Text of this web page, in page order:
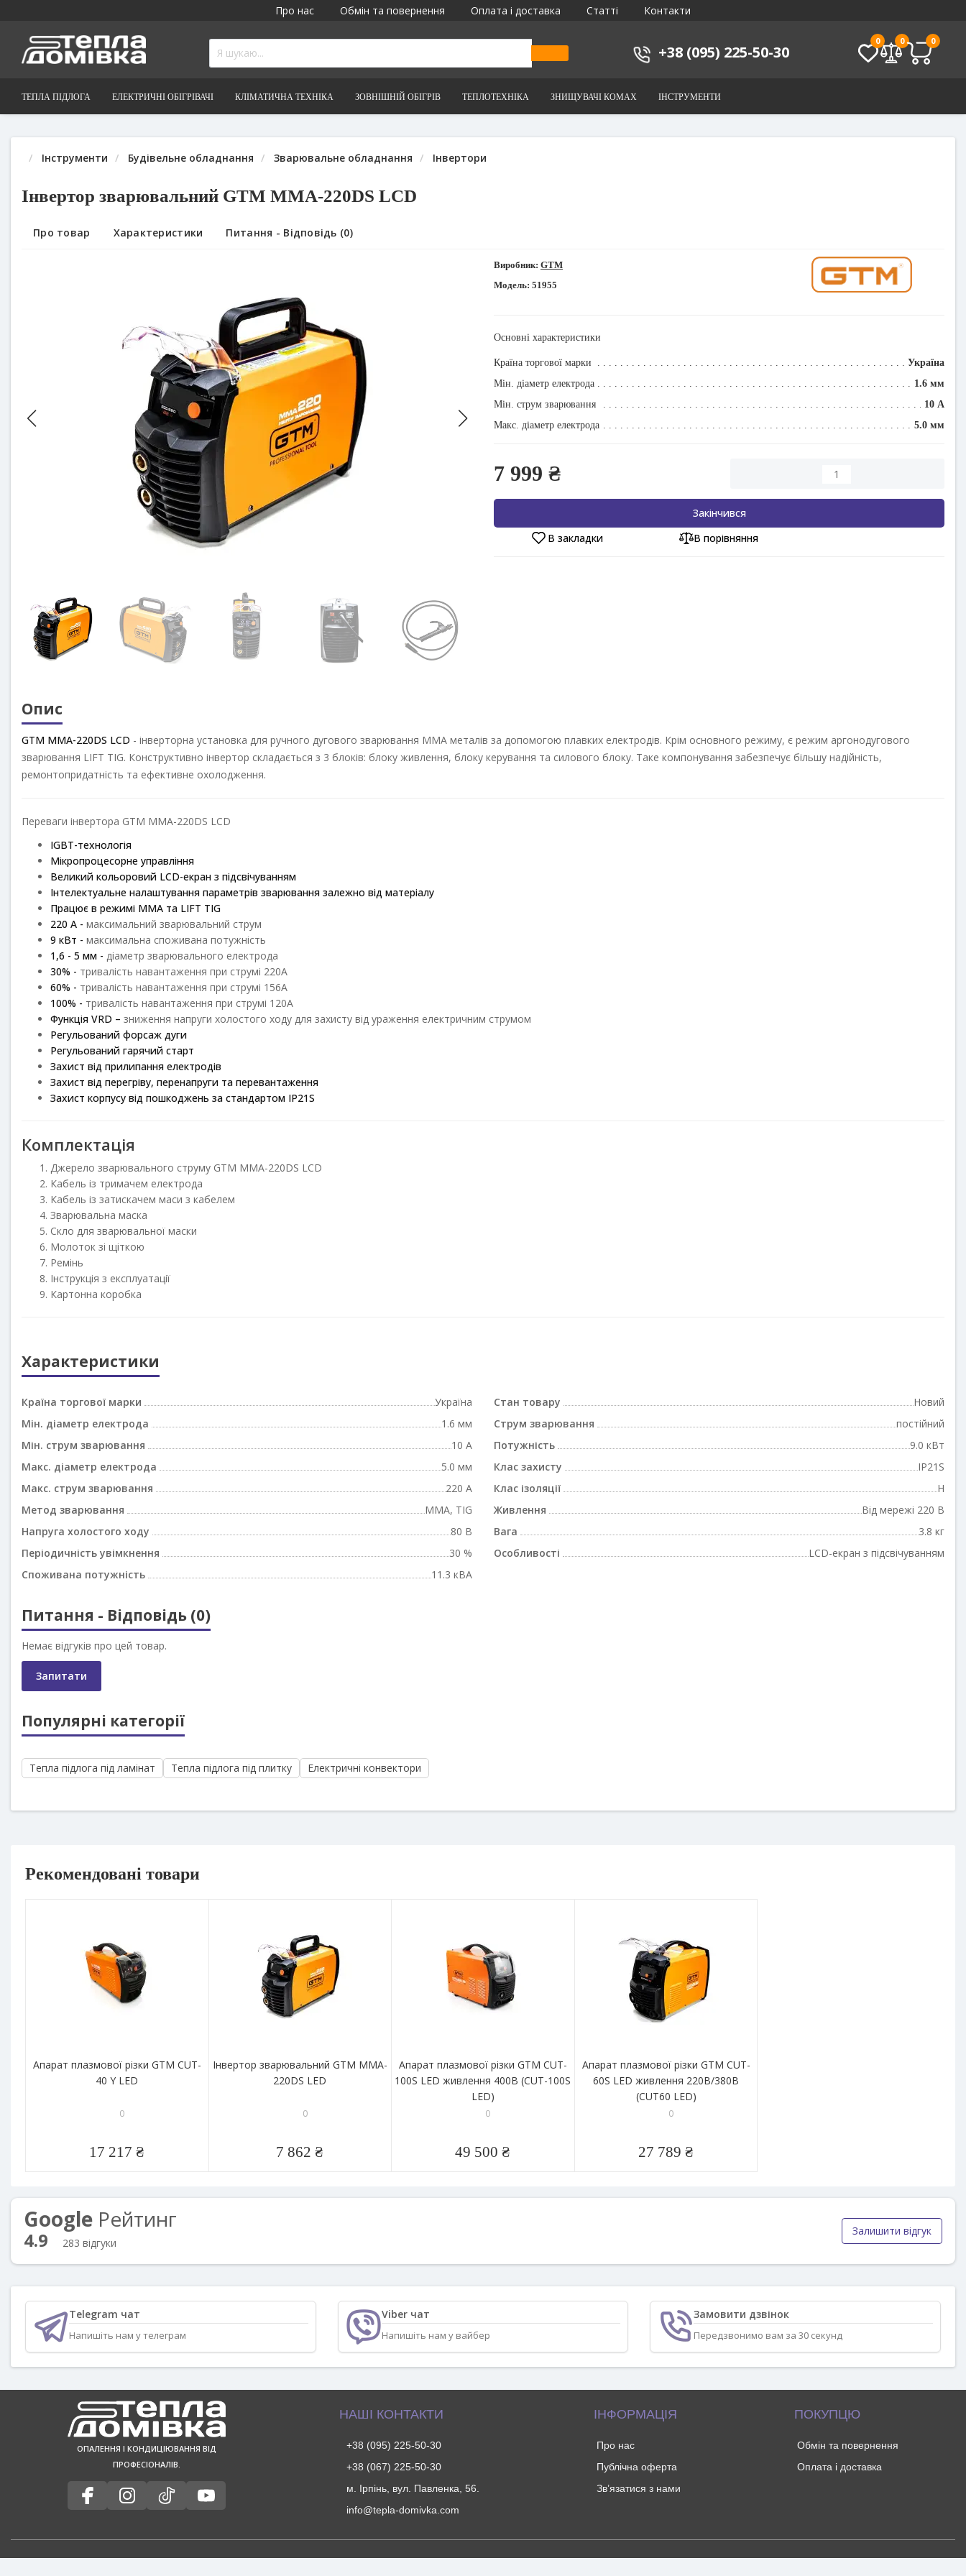
Про нас Обмін та повернення Оплата і доставка Статті Контакти
+38 (095) 225-50-30
0 0 0
ТЕПЛА ПІДЛОГА ЕЛЕКТРИЧНІ ОБІГРІВАЧІ КЛІМАТИЧНА ТЕХНІКА ЗОВНІШНІЙ ОБІГРІВ ТЕПЛОТЕХНІКА ЗНИЩУВАЧІ КОМАХ ІНСТРУМЕНТИ
Інструменти Будівельне обладнання Зварювальне обладнання Інвертори
Інвертор зварювальний GTM MMA-220DS LCD
Про товар Характеристики Питання - Відповідь (0)
Виробник: GTM
Модель: 51955
Основні характеристики
Країна торгової марки
Україна
Мін. діаметр електрода
1.6 мм
Мін. струм зварювання
10 А
Макс. діаметр електрода
5.0 мм
7 999 ₴
Закінчився
В закладки
В порівняння
Опис
GTM MMA-220DS LCD - інверторна установка для ручного дугового зварювання MMA металів за допомогою плавких електродів. Крім основного режиму, є режим аргонодугового
зварювання LIFT TIG. Конструктивно інвертор складається з 3 блоків: блоку живлення, блоку керування та силового блоку. Таке компонування забезпечує більшу надійність,
ремонтопридатність та ефективне охолодження.
Переваги інвертора GTM MMA-220DS LCD
IGBT-технологія
Мікропроцесорне управління
Великий кольоровий LCD-екран з підсвічуванням
Інтелектуальне налаштування параметрів зварювання залежно від матеріалу
Працює в режимі MMA та LIFT TIG
220 А - максимальний зварювальний струм
9 кВт - максимальна споживана потужність
1,6 - 5 мм - діаметр зварювального електрода
30% - тривалість навантаження при струмі 220А
60% - тривалість навантаження при струмі 156А
100% - тривалість навантаження при струмі 120А
Функція VRD – зниження напруги холостого ходу для захисту від ураження електричним струмом
Регульований форсаж дуги
Регульований гарячий старт
Захист від прилипання електродів
Захист від перегріву, перенапруги та перевантаження
Захист корпусу від пошкоджень за стандартом IP21S
Комплектація
Джерело зварювального струму GTM MMA-220DS LCD
Кабель із тримачем електрода
Кабель із затискачем маси з кабелем
Зварювальна маска
Скло для зварювальної маски
Молоток зі щіткою
Ремінь
Інструкція з експлуатації
Картонна коробка
Характеристики
Країна торгової марки
Україна
Мін. діаметр електрода
1.6 мм
Мін. струм зварювання
10 А
Макс. діаметр електрода
5.0 мм
Макс. струм зварювання
220 А
Метод зварювання
MMA, TIG
Напруга холостого ходу
80 В
Періодичність увімкнення
30 %
Споживана потужність
11.3 кВА
Стан товару
Новий
Струм зварювання
постійний
Потужність
9.0 кВт
Клас захисту
IP21S
Клас ізоляції
H
Живлення
Від мережі 220 В
Вага
3.8 кг
Особливості
LCD-екран з підсвічуванням
Питання - Відповідь (0)
Немає відгуків про цей товар.
Запитати
Популярні категорії
Тепла підлога під ламінат Тепла підлога під плитку Електричні конвектори
Рекомендовані товари
Апарат плазмової різки GTM CUT-
40 Y LED
0
17 217 ₴
Інвертор зварювальний GTM MMA-
220DS LED
0
7 862 ₴
Апарат плазмової різки GTM CUT-
100S LED живлення 400В (CUT-100S
LED)
0
49 500 ₴
Апарат плазмової різки GTM CUT-
60S LED живлення 220В/380В
(CUT60 LED)
0
27 789 ₴
Google Рейтинг
4.9 283 відгуки
Залишити відгук
Telegram чат
Напишіть нам у телеграм
Viber чат
Напишіть нам у вайбер
Замовити дзвінок
Передзвонимо вам за 30 секунд
ОПАЛЕННЯ І КОНДИЦІЮВАННЯ ВІД
ПРОФЕСІОНАЛІВ.
НАШІ КОНТАКТИ
+38 (095) 225-50-30
+38 (067) 225-50-30
м. Ірпінь, вул. Павленка, 56.
info@tepla-domivka.com
ІНФОРМАЦІЯ
Про нас
Публічна оферта
Зв’язатися з нами
ПОКУПЦЮ
Обмін та повернення
Оплата і доставка